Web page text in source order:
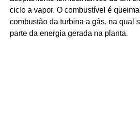
ciclo a vapor. O combustível é
combustão da turbina a gás, na qual
parte da energia gerada na planta.